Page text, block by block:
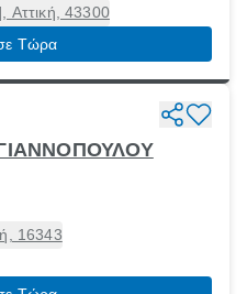
Αττική, 43300
Τώρα
16343